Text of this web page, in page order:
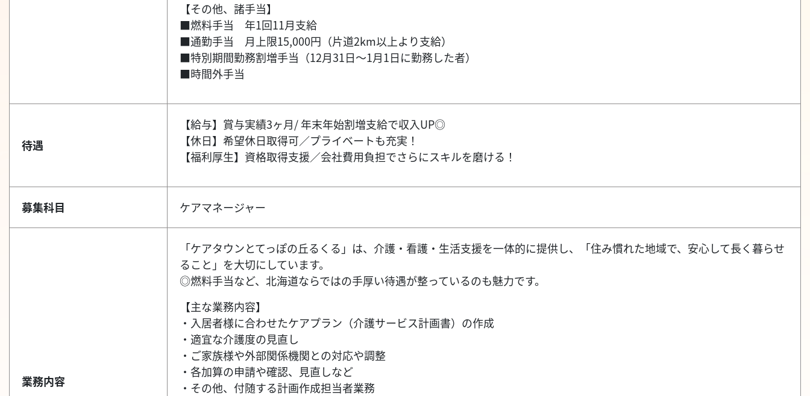
【その他、諸手当】
■燃料手当 年1回11月支給
■通勤手当 月上限15,000円（片道2km以上より支給）
■特別期間勤務割増手当（12月31日～1月1日に勤務した者）
■時間外手当
待遇
【給与】賞与実績3ヶ月/ 年末年始割増支給で収入UP◎
【休日】希望休日取得可／プライベートも充実！
【福利厚生】資格取得支援／会社費用負担でさらにスキルを磨ける！
募集科目 ケアマネージャー
業務内容
「ケアタウンとてっぽの丘るくる」は、介護・看護・生活支援を一体的に提供し、「住み慣れた地域で、安心して長く暮らせ
ること」を大切にしています。
◎燃料手当など、北海道ならではの手厚い待遇が整っているのも魅力です。
【主な業務内容】
・入居者様に合わせたケアプラン（介護サービス計画書）の作成
・適宜な介護度の見直し
・ご家族様や外部関係機関との対応や調整
・各加算の申請や確認、見直しなど
・その他、付随する計画作成担当者業務